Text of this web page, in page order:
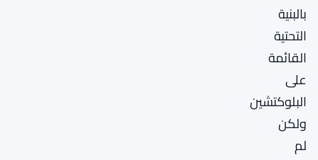
بالبنية
التحتية
القائمة
على
البلوكتشين
ولكن
لم